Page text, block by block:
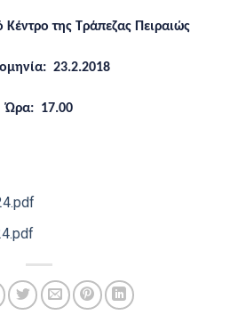
της Τράπεζας Πειραιώς
23.2.2018
Ώρα: 17.00